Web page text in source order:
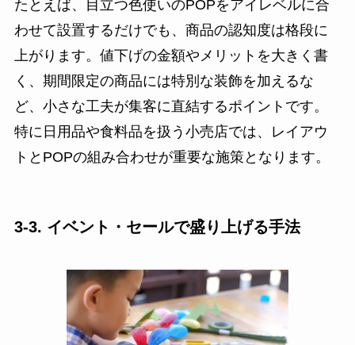
たとえば、目立つ色使いのPOPをアイレベルに合
わせて設置するだけでも、商品の認知度は格段に
上がります。値下げの金額やメリットを大きく書
く、期間限定の商品には特別な装飾を加えるな
ど、小さな工夫が集客に直結するポイントです。
特に日用品や食料品を扱う小売店では、レイアウ
トとPOPの組み合わせが重要な施策となります。
3-3. イベント・セールで盛り上げる手法